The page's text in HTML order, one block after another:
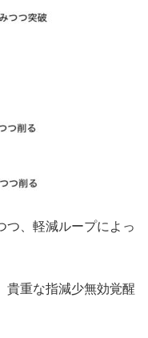
つ、軽減ループによっ
貴重な指減少無効覚醒